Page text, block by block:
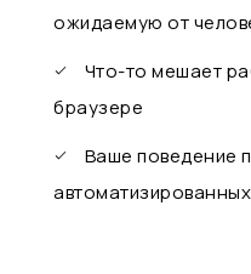
ожидаемую от
Что-то мешает
браузере
Ваше поведение